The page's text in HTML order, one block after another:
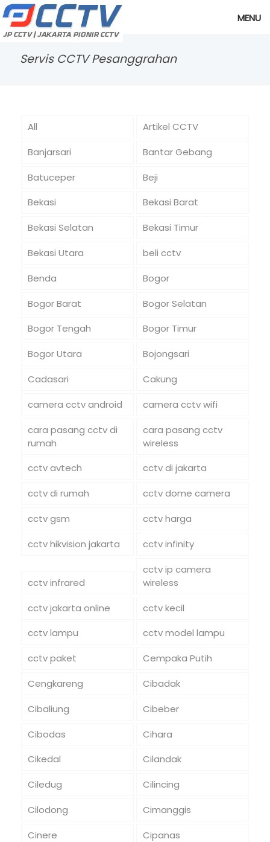
MENU
Servis CCTV Pesanggrahan
All
Artikel CCTV
Banjarsari
Bantar Gebang
Batuceper
Beji
Bekasi
Bekasi Barat
Bekasi Selatan
Bekasi Timur
Bekasi Utara
beli cctv
Benda
Bogor
Bogor Barat
Bogor Selatan
Bogor Tengah
Bogor Timur
Bogor Utara
Bojongsari
Cadasari
Cakung
camera cctv android
camera cctv wifi
cara pasang cctv di
rumah
cara pasang cctv
wireless
cctv avtech
cctv di jakarta
cctv di rumah
cctv dome camera
cctv gsm
cctv harga
cctv hikvision jakarta
cctv infinity
cctv infrared
cctv ip camera
wireless
cctv jakarta online
cctv kecil
cctv lampu
cctv model lampu
cctv paket
Cempaka Putih
Cengkareng
Cibadak
Cibaliung
Cibeber
Cibodas
Cihara
Cikedal
Cilandak
Ciledug
Cilincing
Cilodong
Cimanggis
Cinere
Cipanas